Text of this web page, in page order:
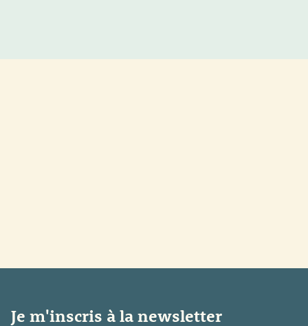
Je m'inscris à la newsletter